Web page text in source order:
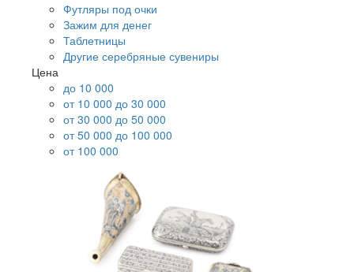
Футляры под очки
Зажим для денег
Таблетницы
Другие серебряные сувениры
Цена
до 10 000
от 10 000 до 30 000
от 30 000 до 50 000
от 50 000 до 100 000
от 100 000